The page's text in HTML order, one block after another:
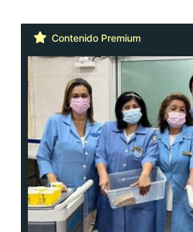
Contenido Premium